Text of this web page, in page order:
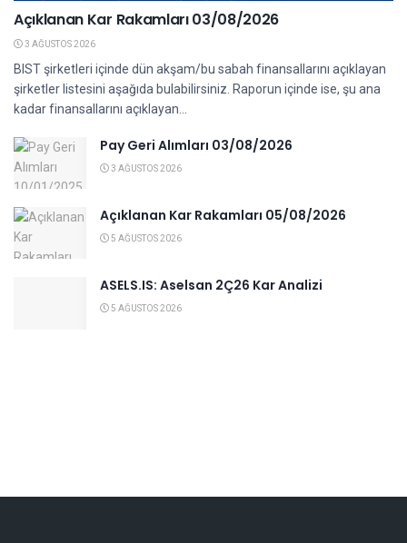
Açıklanan Kar Rakamları 03/08/2026
3 AĞUSTOS 2026
BIST şirketleri içinde dün akşam/bu sabah finansallarını açıklayan
şirketler listesini aşağıda bulabilirsiniz. Raporun içinde ise, şu ana
kadar finansallarını açıklayan...
Pay Geri Alımları 03/08/2026
3 AĞUSTOS 2026
Açıklanan Kar Rakamları 05/08/2026
5 AĞUSTOS 2026
ASELS.IS: Aselsan 2Ç26 Kar Analizi
5 AĞUSTOS 2026